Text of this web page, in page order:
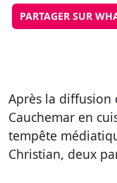
PARTAGER SUR
Après la diffusion
Cauchemar en
tempête
Christian, deux